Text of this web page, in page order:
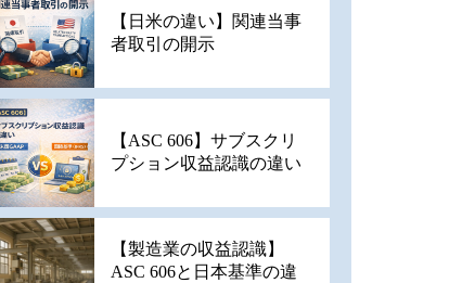
【日米の違い】関連当事
者取引の開示
【ASC 606】サブスクリ
プション収益認識の違い
【製造業の収益認識】
ASC 606と日本基準の違